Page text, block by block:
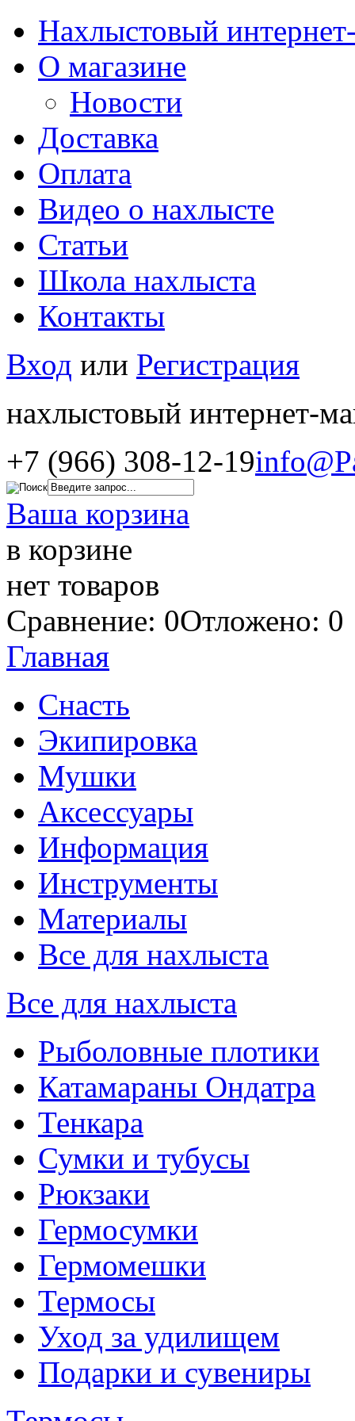
Нахлыстовый
О магазине
Новости
Доставка
Оплата
Видео о нахлысте
Статьи
Школа нахлыста
Контакты
Вход или Регистрация
нахлыстовый интернет-
+7 (966) 308-12-19
Ваша корзина
в корзине
нет товаров
Сравнение: 0Отложено: 0
Главная
Снасть
Экипировка
Мушки
Аксессуары
Информация
Инструменты
Материалы
Все для нахлыста
Все для нахлыста
Рыболовные плотики
Катамараны Ондатра
Тенкара
Сумки и тубусы
Рюкзаки
Гермосумки
Гермомешки
Термосы
Уход за удилищем
Подарки и сувениры